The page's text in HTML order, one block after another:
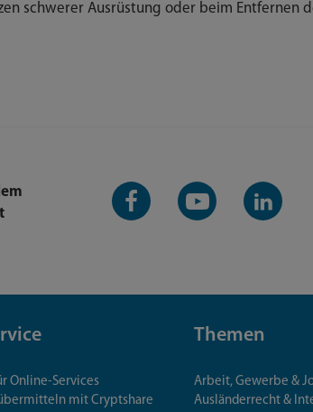
schwerer Ausrüstung oder beim Entfernen
Facebook-
Seite
YouTube-
Kanal
LinkedIn-
Kanal
Online-Services
mit Cryptshare
Themen
Arbeit, Gewerbe &
Ausländerrecht &